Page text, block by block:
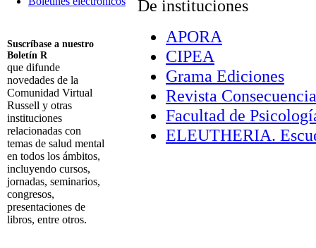
Suscríbase a nuestro
Boletín R
que difunde
novedades de la
Comunidad Virtual
Russell y otras
instituciones
relacionadas con
temas de salud mental
en todos los ámbitos,
incluyendo cursos,
jornadas, seminarios,
congresos,
presentaciones de
libros, entre otros.
De instituciones
APORA
CIPEA
Grama Ediciones
Revista
Facultad de
ELEUTHERIA.